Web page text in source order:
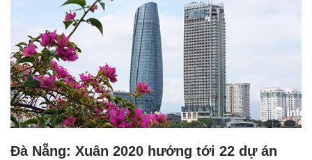
Đà Nẵng: Xuân 2020 hướng tới 22 dự án